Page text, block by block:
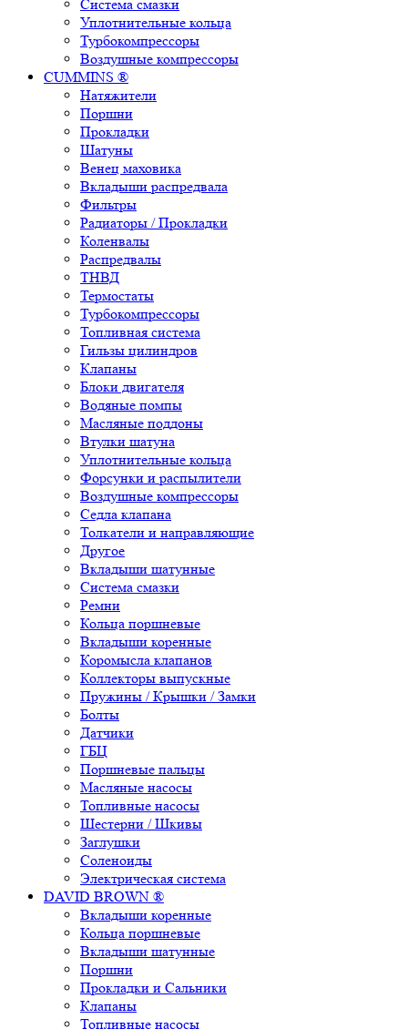
Система смазки
Уплотнительные кольца
Турбокомпрессоры
Воздушные компрессоры
CUMMINS ®
Натяжители
Поршни
Прокладки
Шатуны
Венец маховика
Вкладыши распредвала
Фильтры
Радиаторы / Прокладки
Коленвалы
Распредвалы
ТНВД
Термостаты
Турбокомпрессоры
Топливная система
Гильзы цилиндров
Клапаны
Блоки двигателя
Водяные помпы
Масляные поддоны
Втулки шатуна
Уплотнительные кольца
Форсунки и распылители
Воздушные компрессоры
Седла клапана
Толкатели и направляющие
Другое
Вкладыши шатунные
Система смазки
Ремни
Кольца поршневые
Вкладыши коренные
Коромысла клапанов
Коллекторы выпускные
Пружины / Крышки / Замки
Болты
Датчики
ГБЦ
Поршневые пальцы
Масляные насосы
Топливные насосы
Шестерни / Шкивы
Заглушки
Соленоиды
Электрическая система
DAVID BROWN ®
Вкладыши коренные
Кольца поршневые
Вкладыши шатунные
Поршни
Прокладки и Сальники
Клапаны
Топливные насосы